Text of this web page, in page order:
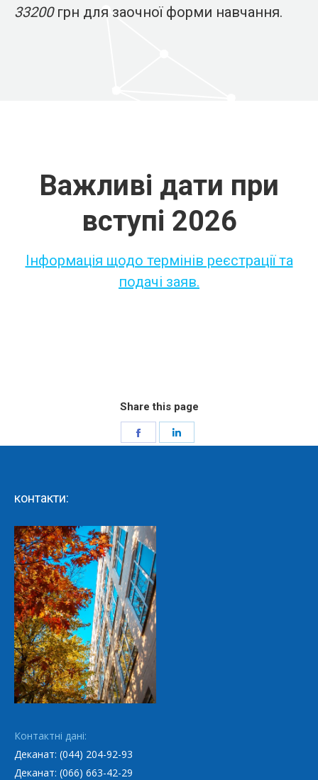
33200грн для заочної форми навчання.
Важливі дати при
вступі 2026
Інформація щодо термінів реєстрації та
подачі заяв.
Share this page
контакти:
Контактні дані:
Деканат: (044) 204-92-93
Деканат: (066) 663-42-29